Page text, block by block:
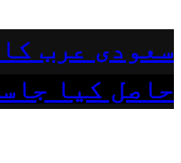
سعودی عرب
حاصل کیا